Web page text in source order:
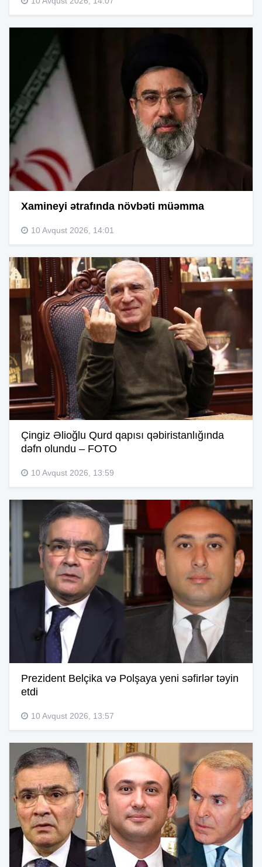
Xamineyi ətrafında növbəti müəmma
10 Avqust 2026, 14:01
Çingiz Əlioğlu Qurd qapısı qəbiristanlığında
dəfn olundu – FOTO
10 Avqust 2026, 13:59
Prezident Belçika və Polşaya yeni səfirlər təyin
etdi
10 Avqust 2026, 13:57